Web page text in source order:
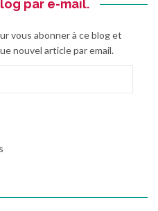
par e-mail.
vous abonner à ce blog et
nouvel article par email.